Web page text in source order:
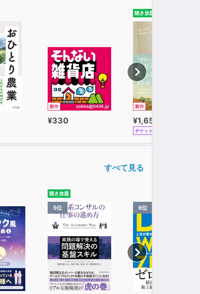
新作
¥330
聴き放題
新作
¥1,650
チケット
すべて見る
聴き放題
5位 6位